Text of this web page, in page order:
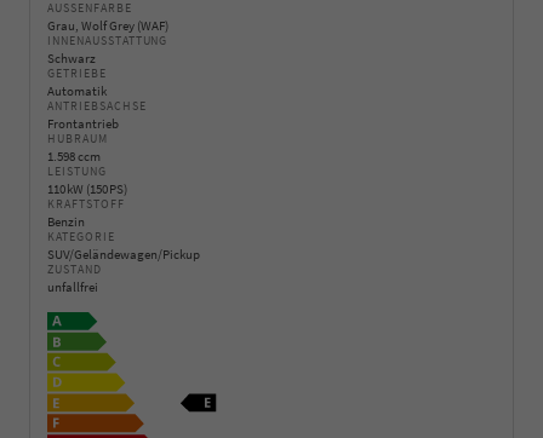
AUSSENFARBE
Grau, Wolf Grey (WAF)
INNENAUSSTATTUNG
Schwarz
GETRIEBE
Automatik
ANTRIEBSACHSE
Frontantrieb
HUBRAUM
1.598 ccm
LEISTUNG
110 kW (150 PS)
KRAFTSTOFF
Benzin
KATEGORIE
SUV/Geländewagen/Pickup
ZUSTAND
unfallfrei